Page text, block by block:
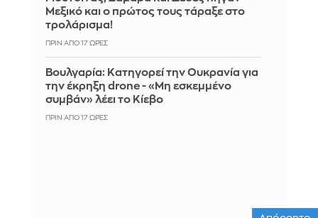
Μεξικό και ο πρώτος τους τάραξε στο
τρολάρισμα!
ΠΡΙΝ ΑΠΌ 17 ΏΡΕΣ
Βουλγαρία: Κατηγορεί την Ουκρανία για
την έκρηξη drone - «Μη εσκεμμένο
συμβάν» λέει το Κίεβο
ΠΡΙΝ ΑΠΌ 17 ΏΡΕΣ